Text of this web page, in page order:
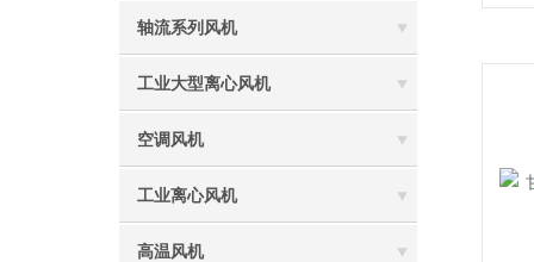
轴流系列风机
工业大型离心风机
空调风机
工业离心风机
高温风机